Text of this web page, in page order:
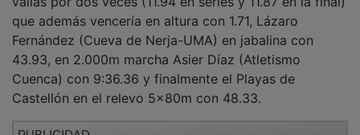
que además vencería en altura con 1.71, Lázaro
Fernández (Cueva de Nerja-UMA) en jabalina con
43.93, en 2.000m marcha Asier Díaz (Atletismo
Cuenca) con 9:36.36 y finalmente el Playas de
Castellón en el relevo 5x80m con 48.33.